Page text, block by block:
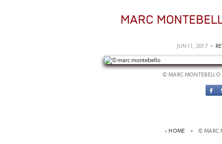
MARC
JUN 11, 2017 •
© MARC
« HOME • © MARC